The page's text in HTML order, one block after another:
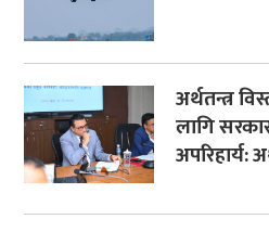
अर्थतन्त्र
लागि
अपरिहार्य: